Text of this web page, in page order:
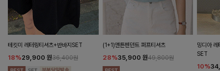
테킷미 레터링티셔츠+반바지SET
18%29,900 원36,400원
(1+1)앤튼펜던트 퍼프티셔츠
28%35,900 원49,800원
밍디아 레
SET
10%